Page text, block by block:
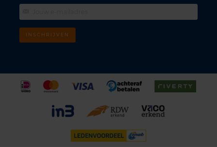
INSCHRIJVEN